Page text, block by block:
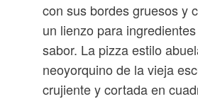
con sus bordes gruesos y
un lienzo para
sabor. La pizza estilo
neoyorquino de la vieja
crujiente y cortada en